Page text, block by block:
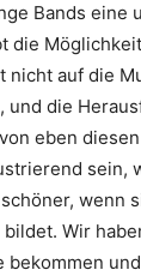
Bands eine
die
nicht auf die
und die
eben
sein,
wenn
Wir